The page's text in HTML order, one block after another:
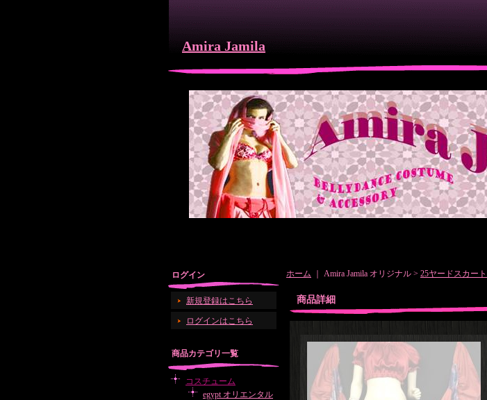
Amira Jamila
ログイン
新規登録はこちら
ログインはこちら
商品カテゴリ一覧
コスチューム
egypt オリエンタル
ホーム ｜ Amira Jamila オリジナル > 25ヤードスカート
商品詳細